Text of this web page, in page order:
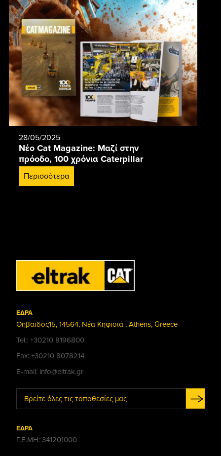
28/05/2025
Νέο Cat Magazine: Μαζί στην
πρόοδο, 100 χρόνια Caterpillar
Περισσότερα
ΕΔΡΑ
Θηβαϊδος15, 14564, Νέα Κηφισιά , Athens, Greece
Tel.: +30210 8196800
Fax: +30210 8078214
E-mail: info@eltrak.gr
Βρείτε όλες τις τοποθεσίες μας
ΕΔΡΑ
Γ.Ε.ΜΗ: 341201000